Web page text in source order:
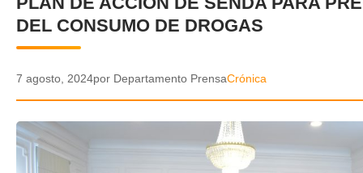
ENTRETENIMIENTO Y CULTURA
DEL CONSUMO DE DROGAS
7 agosto, 2024por Departamento PrensaCrónica